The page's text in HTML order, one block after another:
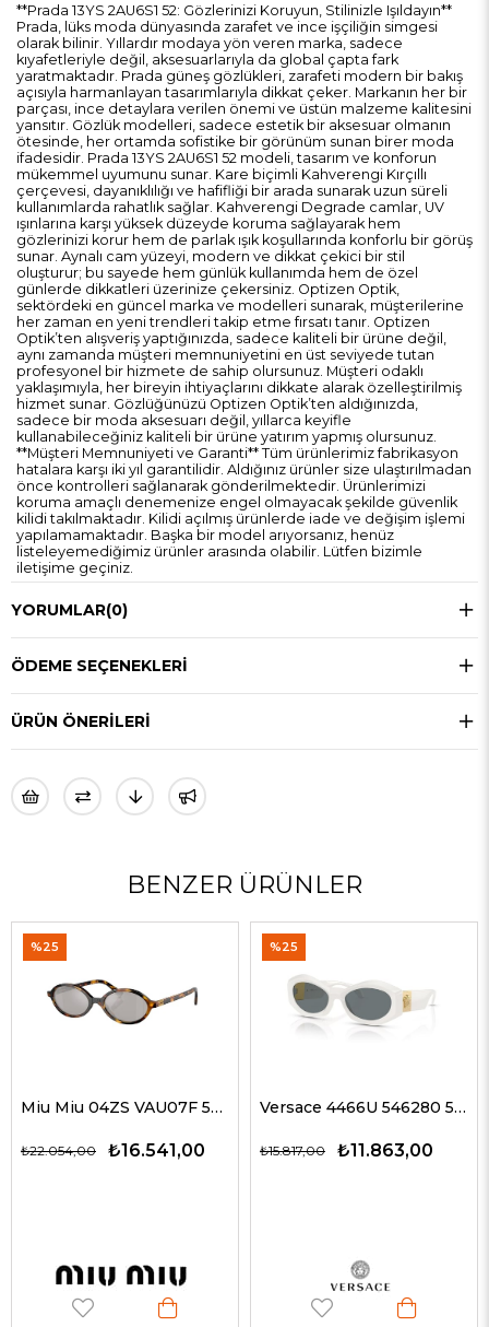
**Prada 13YS 2AU6S1 52: Gözlerinizi Koruyun, Stilinizle Işıldayın**
Prada, lüks moda dünyasında zarafet ve ince işçiliğin simgesi
olarak bilinir. Yıllardır modaya yön veren marka, sadece
kıyafetleriyle değil, aksesuarlarıyla da global çapta fark
yaratmaktadır. Prada güneş gözlükleri, zarafeti modern bir bakış
açısıyla harmanlayan tasarımlarıyla dikkat çeker. Markanın her bir
parçası, ince detaylara verilen önemi ve üstün malzeme kalitesini
yansıtır. Gözlük modelleri, sadece estetik bir aksesuar olmanın
ötesinde, her ortamda sofistike bir görünüm sunan birer moda
ifadesidir. Prada 13YS 2AU6S1 52 modeli, tasarım ve konforun
mükemmel uyumunu sunar. Kare biçimli Kahverengi Kırçıllı
çerçevesi, dayanıklılığı ve hafifliği bir arada sunarak uzun süreli
kullanımlarda rahatlık sağlar. Kahverengi Degrade camlar, UV
ışınlarına karşı yüksek düzeyde koruma sağlayarak hem
gözlerinizi korur hem de parlak ışık koşullarında konforlu bir görüş
sunar. Aynalı cam yüzeyi, modern ve dikkat çekici bir stil
oluşturur; bu sayede hem günlük kullanımda hem de özel
günlerde dikkatleri üzerinize çekersiniz. Optizen Optik,
sektördeki en güncel marka ve modelleri sunarak, müşterilerine
her zaman en yeni trendleri takip etme fırsatı tanır. Optizen
Optik’ten alışveriş yaptığınızda, sadece kaliteli bir ürüne değil,
aynı zamanda müşteri memnuniyetini en üst seviyede tutan
profesyonel bir hizmete de sahip olursunuz. Müşteri odaklı
yaklaşımıyla, her bireyin ihtiyaçlarını dikkate alarak özelleştirilmiş
hizmet sunar. Gözlüğünüzü Optizen Optik’ten aldığınızda,
sadece bir moda aksesuarı değil, yıllarca keyifle
kullanabileceğiniz kaliteli bir ürüne yatırım yapmış olursunuz.
**Müşteri Memnuniyeti ve Garanti** Tüm ürünlerimiz fabrikasyon
hatalara karşı iki yıl garantilidir. Aldığınız ürünler size ulaştırılmadan
önce kontrolleri sağlanarak gönderilmektedir. Ürünlerimizi
koruma amaçlı denemenize engel olmayacak şekilde güvenlik
kilidi takılmaktadır. Kilidi açılmış ürünlerde iade ve değişim işlemi
yapılamamaktadır. Başka bir model arıyorsanız, henüz
listeleyemediğimiz ürünler arasında olabilir. Lütfen bizimle
iletişime geçiniz.
YORUMLAR(0)
ÖDEME SEÇENEKLERI
ÜRÜN ÖNERILERI
BENZER ÜRÜNLER
Miu Miu 04ZS VAU07F 50 Kadın Güneş Gözlükleri
₺16.541,00
₺22.054,00
%25
Versace 4466U 546280 54 G Kadın Güneş Gözlükleri
₺11.863,00
₺15.817,00
%25